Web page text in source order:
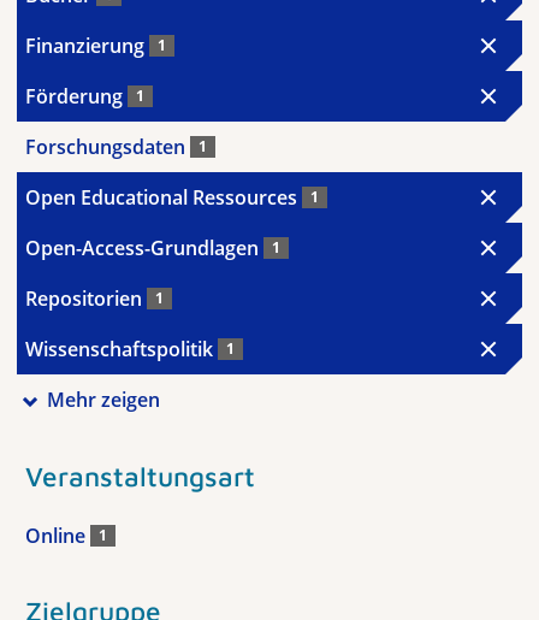
Finanzierung 1
Förderung 1
Forschungsdaten 1
Open Educational Ressources 1
Open-Access-Grundlagen 1
Repositorien 1
Wissenschaftspolitik 1
Mehr zeigen
Veranstaltungsart
Online 1
Zielgruppe